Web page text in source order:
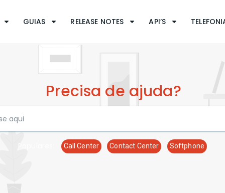
GUIAS RELEASE NOTES API’S
Precisa de ajuda?
Call Center Contact Center Softphone